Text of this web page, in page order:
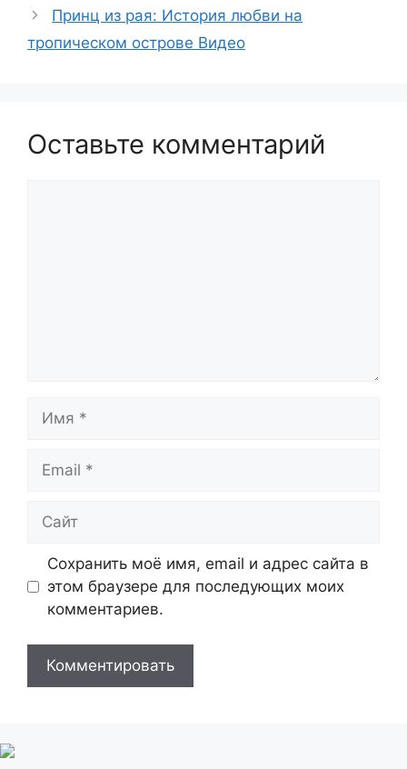
Принц из рая: История любви на
тропическом острове Видео
Оставьте комментарий
Имя
Email
Сайт
Сохранить моё имя, email и адрес сайта в
этом браузере для последующих моих
комментариев.